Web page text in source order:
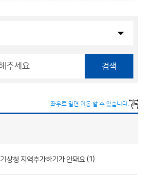
검색
좌우로 밀면 이동 할 수 있습니다.
기상청 지역추가하기가 안돼요 (1)